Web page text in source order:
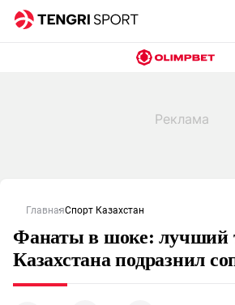
ГлавнаяСпорт Казахстан
Фанаты в шоке: лучший
Казахстана подразнил